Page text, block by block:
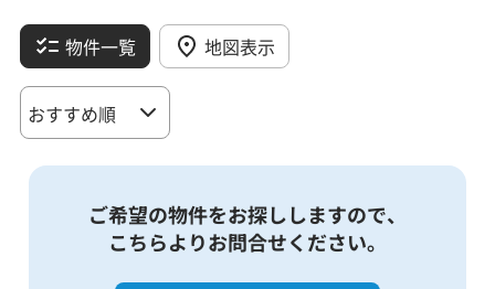
物件一覧 地図表示
ご希望の物件をお探ししますので、
こちらよりお問合せください。